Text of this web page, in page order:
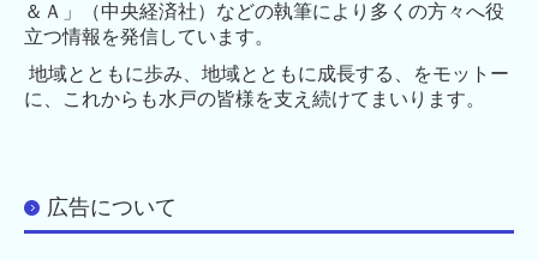
ラジオ「ビジネス・アイ」
情報誌「和を！Wow !!」
SNS等紹介
＆Ａ」（中央経済社）などの執筆により多くの方々へ役
立つ情報を発信しています。
地域とともに歩み、地域とともに成長する、をモットー
に、これからも水戸の皆様を支え続けてまいります。
広告について